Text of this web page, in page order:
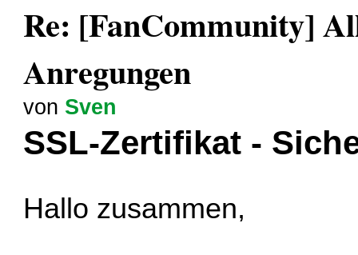
Re: [FanCommunity]
Anregungen
von Sven
SSL-Zertifikat -
Hallo zusammen,